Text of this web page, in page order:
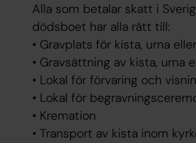
Alla som betalar skatt i
dödsboet har alla rätt till:
• Gravplats för kista, urna
• Gravsättning av kista, urna
• Lokal för förvaring och
• Lokal för
• Kremation
• Transport av kista inom